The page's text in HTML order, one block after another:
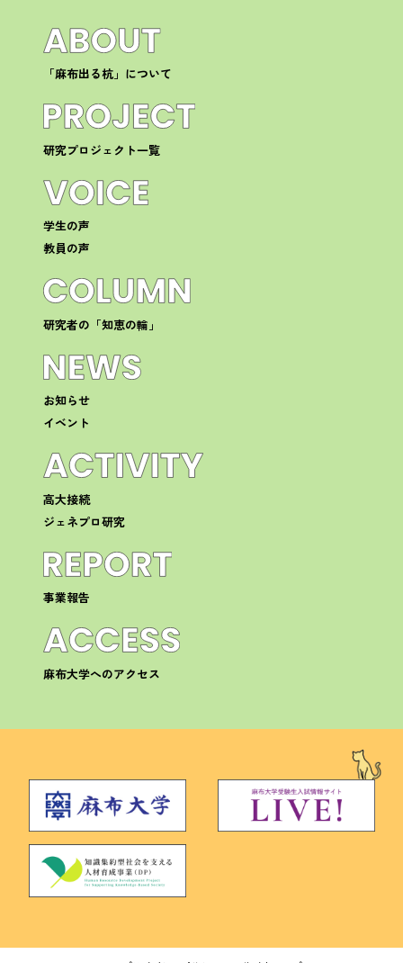
「麻布出る杭」について
研究プロジェクト一覧
学生の声
教員の声
研究者の「知恵の輪」
お知らせ
イベント
高大接続
ジェネプロ研究
事業報告
麻布大学へのアクセス